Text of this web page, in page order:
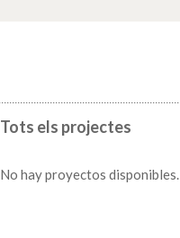
Tots els projectes
No hay proyectos disponibles.